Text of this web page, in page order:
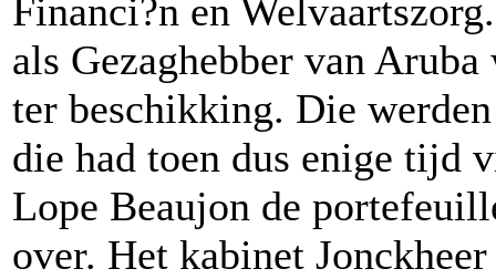
Financi?n en
als Gezaghebber van
ter beschikking. Die
die had toen dus enige
Lope Beaujon de
over. Het kabinet